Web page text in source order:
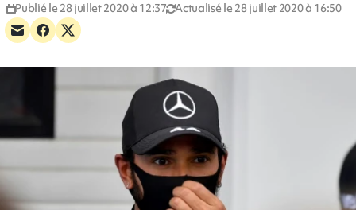
Publié le 28 juillet 2020 à 12:37 Actualisé le 28 juillet 2020 à 16:50